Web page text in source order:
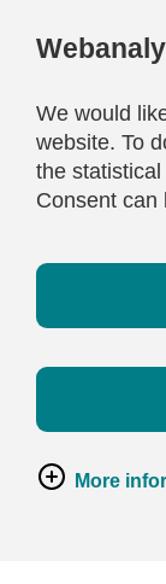
We would
website. To
the
Consent can
More